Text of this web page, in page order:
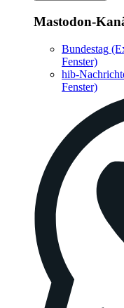
Mastodon-
Bundestag
Fenster)
hib-
Fenster)